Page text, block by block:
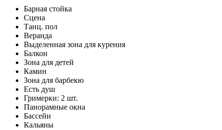
Барная стойка
Сцена
Танц. пол
Веранда
Выделенная зона для курения
Балкон
Зона для детей
Камин
Зона для барбекю
Есть душ
Гримерки: 2 шт.
Панорамные окна
Бассейн
Кальяны